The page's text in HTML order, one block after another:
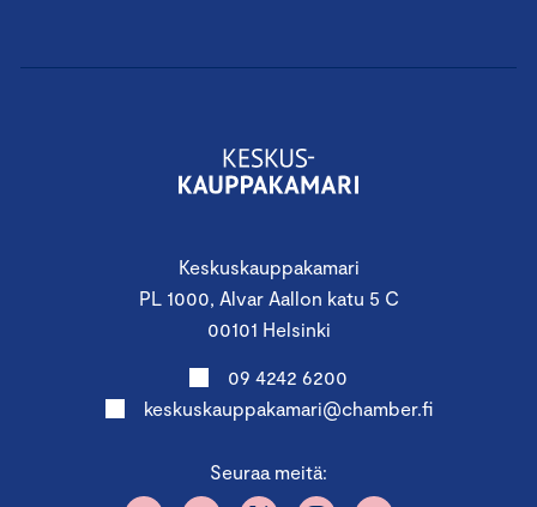
Keskuskauppakamari
PL 1000, Alvar Aallon katu 5 C
00101 Helsinki
09 4242 6200
keskuskauppakamari@chamber.fi
Seuraa meitä: